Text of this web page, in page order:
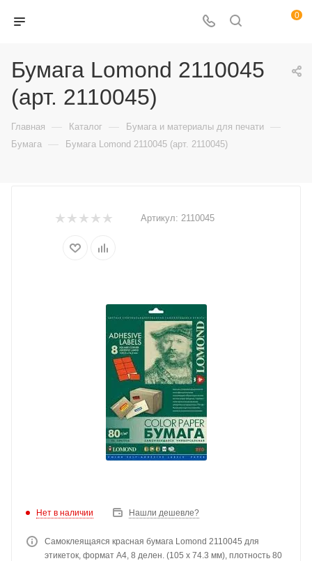
0
Бумага Lomond 2110045
(арт. 2110045)
Главная — Каталог — Бумага и материалы для печати —
Бумага — Бумага Lomond 2110045 (арт. 2110045)
Артикул: 2110045
Нет в наличии Нашли дешевле?
Самоклеящаяся красная бумага Lomond 2110045 для
этикеток, формат A4, 8 делен. (105 х 74.3 мм), плотность 80